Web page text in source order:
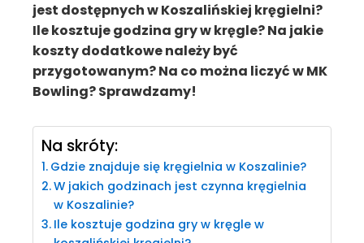
jest dostępnych w Koszalińskiej kręgielni?
Ile kosztuje godzina gry w kręgle? Na jakie
koszty dodatkowe należy być
przygotowanym? Na co można liczyć w MK
Bowling? Sprawdzamy!
Na skróty:
Gdzie znajduje się kręgielnia w Koszalinie?
W jakich godzinach jest czynna kręgielnia
w Koszalinie?
Ile kosztuje godzina gry w kręgle w